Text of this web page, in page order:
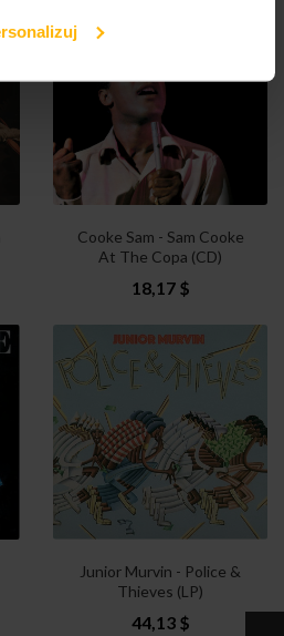
Cooke Sam - Sam Cooke
At The Copa (CD)
18,17 $
Junior Murvin - Police &
Thieves (LP)
44,13 $